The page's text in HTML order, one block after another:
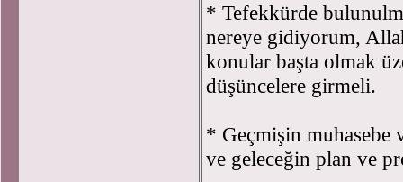
* Tefekkürde
nereye gidiyorum,
konular başta olmak
düşüncelere girmeli.
* Geçmişin muhasebe
ve geleceğin plan ve